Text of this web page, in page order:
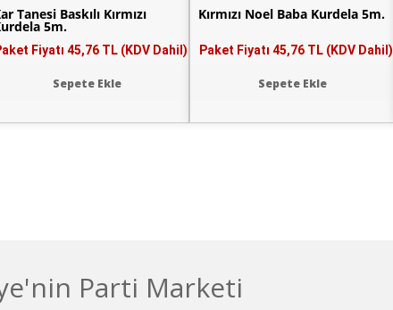
Tanesi Baskılı Kırmızı
5m.
Fiyatı 45,76 TL (KDV Dahil)
Sepete Ekle
Kırmızı Noel Baba Kurdela 5m.
Paket Fiyatı 45,76 TL (KDV Dahil)
Sepete Ekle
Parti Marketi